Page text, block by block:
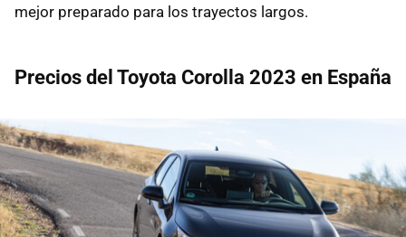
mejor preparado para los trayectos largos.
Precios del Toyota Corolla 2023 en España